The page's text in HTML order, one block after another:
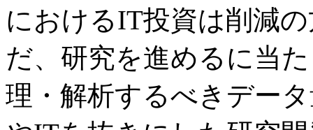
におけるIT投資は削減
だ、研究を進めるに当
理・解析するべきデー